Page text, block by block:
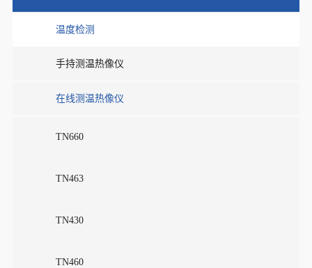
温度检测
手持测温热像仪
在线测温热像仪
TN660
TN463
TN430
TN460